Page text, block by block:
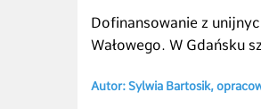
Dofinansowanie z
Wałowego. W Gdańsku
Autor: Sylwia Bartosik,